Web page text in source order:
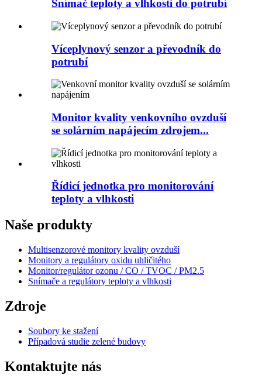
Snímač teploty a vlhkosti do potrubí
Víceplynový senzor a převodník do
potrubí
Monitor kvality venkovního ovzduší
se solárním napájecím zdrojem...
Řídicí jednotka pro monitorování
teploty a vlhkosti
Naše produkty
Multisenzorové monitory kvality ovzduší
Monitory a regulátory oxidu uhličitého
Monitor/regulátor ozonu / CO / TVOC / PM2.5
Snímače a regulátory teploty a vlhkosti
Zdroje
Soubory ke stažení
Případová studie zelené budovy
Kontaktujte nás